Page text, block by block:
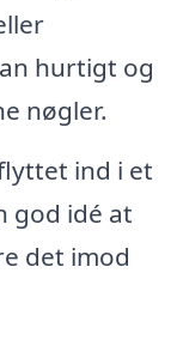
hurtigt og
nøgler.
ind i et
god idé at
det imod